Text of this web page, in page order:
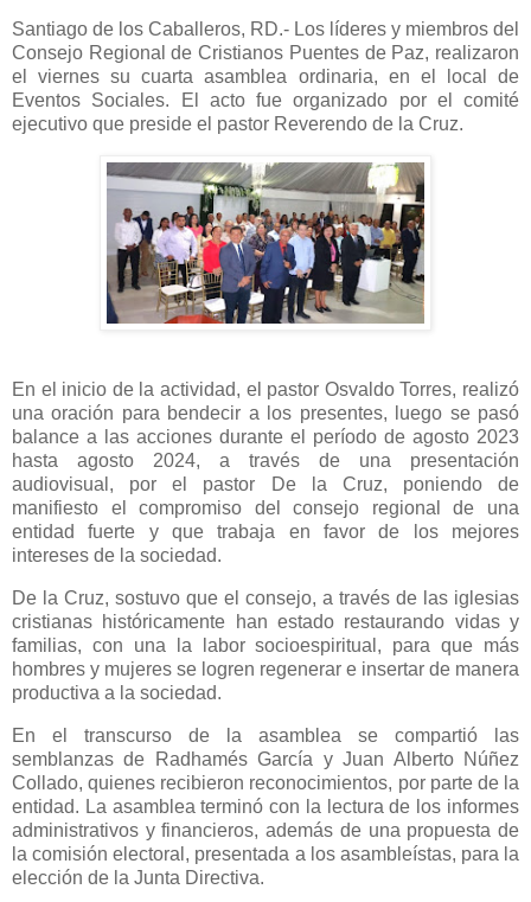
Santiago de los Caballeros, RD.- Los líderes y miembros del
Consejo Regional de Cristianos Puentes de Paz, realizaron
el viernes su cuarta asamblea ordinaria, en el local de
Eventos Sociales. El acto fue organizado por el comité
ejecutivo que preside el pastor Reverendo de la Cruz.
En el inicio de la actividad, el pastor Osvaldo Torres, realizó
una oración para bendecir a los presentes, luego se pasó
balance a las acciones durante el período de agosto 2023
hasta agosto 2024, a través de una presentación
audiovisual, por el pastor De la Cruz, poniendo de
manifiesto el compromiso del consejo regional de una
entidad fuerte y que trabaja en favor de los mejores
intereses de la sociedad.
De la Cruz, sostuvo que el consejo, a través de las iglesias
cristianas históricamente han estado restaurando vidas y
familias, con una la labor socioespiritual, para que más
hombres y mujeres se logren regenerar e insertar de manera
productiva a la sociedad.
En el transcurso de la asamblea se compartió las
semblanzas de Radhamés García y Juan Alberto Núñez
Collado, quienes recibieron reconocimientos, por parte de la
entidad. La asamblea terminó con la lectura de los informes
administrativos y financieros, además de una propuesta de
la comisión electoral, presentada a los asambleístas, para la
elección de la Junta Directiva.